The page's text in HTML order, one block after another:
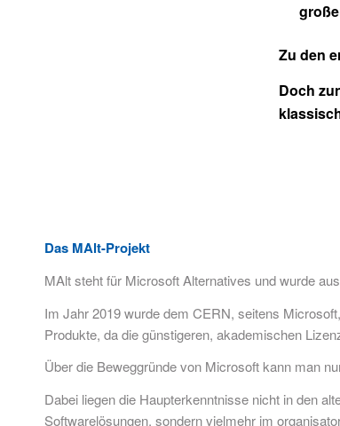
Zu den
Doch
Das MAlt-Projekt
MAlt steht für Microsoft Alternatives und wurde
Im Jahr 2019 wurde dem CERN, seitens
Produkte, da die günstigeren, akademischen
Über die Beweggründe von Microsoft kann man
Dabei liegen die Haupterkenntnisse nicht in den
Softwarelösungen, sondern vielmehr im